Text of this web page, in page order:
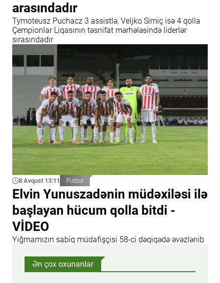
arasındadır
Tymoteusz Puchacz 3 assistlə, Veljko Simiç isə 4 qolla
Çempionlar Liqasının təsnifat mərhələsində liderlər
sırasındadır
8 Avqust 13:11 Futbol
Elvin Yunuszadənin müdəxiləsi ilə
başlayan hücum qolla bitdi -
VİDEO
Yığmamızın sabiq müdafişçisi 58-ci dəqiqədə əvəzlənib
Ən çox oxunanlar